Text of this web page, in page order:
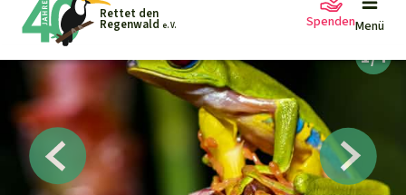
Rettet den
Regenwald e. V. Menü
Petitionen
Projekte
Spenden
Ihre Spende hilft
Allgemeine Spende